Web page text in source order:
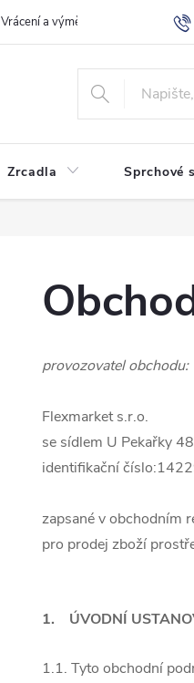
Vrácení a výměna zboží
Zrcadla Sprchové
provozovatel obchodu:
Flexmarket s.r.o.
se sídlem U Pekařky
identifikační
zapsané v obchodním
pro prodej zboží
1. ÚVODNÍ
1.1. Tyto obchodní